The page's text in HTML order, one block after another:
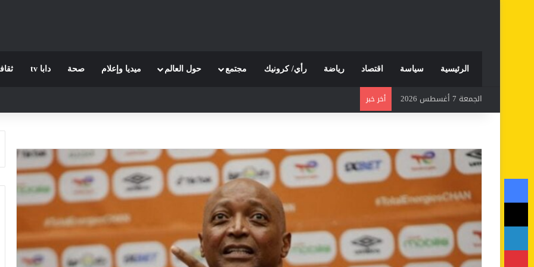
الرئيسية سياسة اقتصاد رياضة رأي/ كرونيك مجتمع حول العالم ميديا وإعلام صحة دابا tv
الجمعة 7 أغسطس 2026 أخر خبر
فيسبوك
لينكدإن
بينتيريست